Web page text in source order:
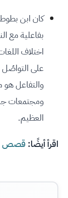
كان ابن
بفاعلية مع
اختلاف
على
والتفاعل هو
ومجتمعات
العظيم.
اقرأ أيضًا: قصص